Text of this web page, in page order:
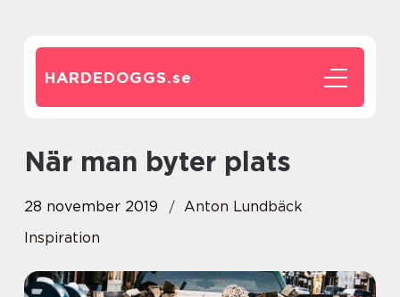
HARDEDOGGS.se
När man byter plats
28 november 2019
Anton Lundbäck
Inspiration